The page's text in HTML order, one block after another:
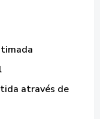
através de